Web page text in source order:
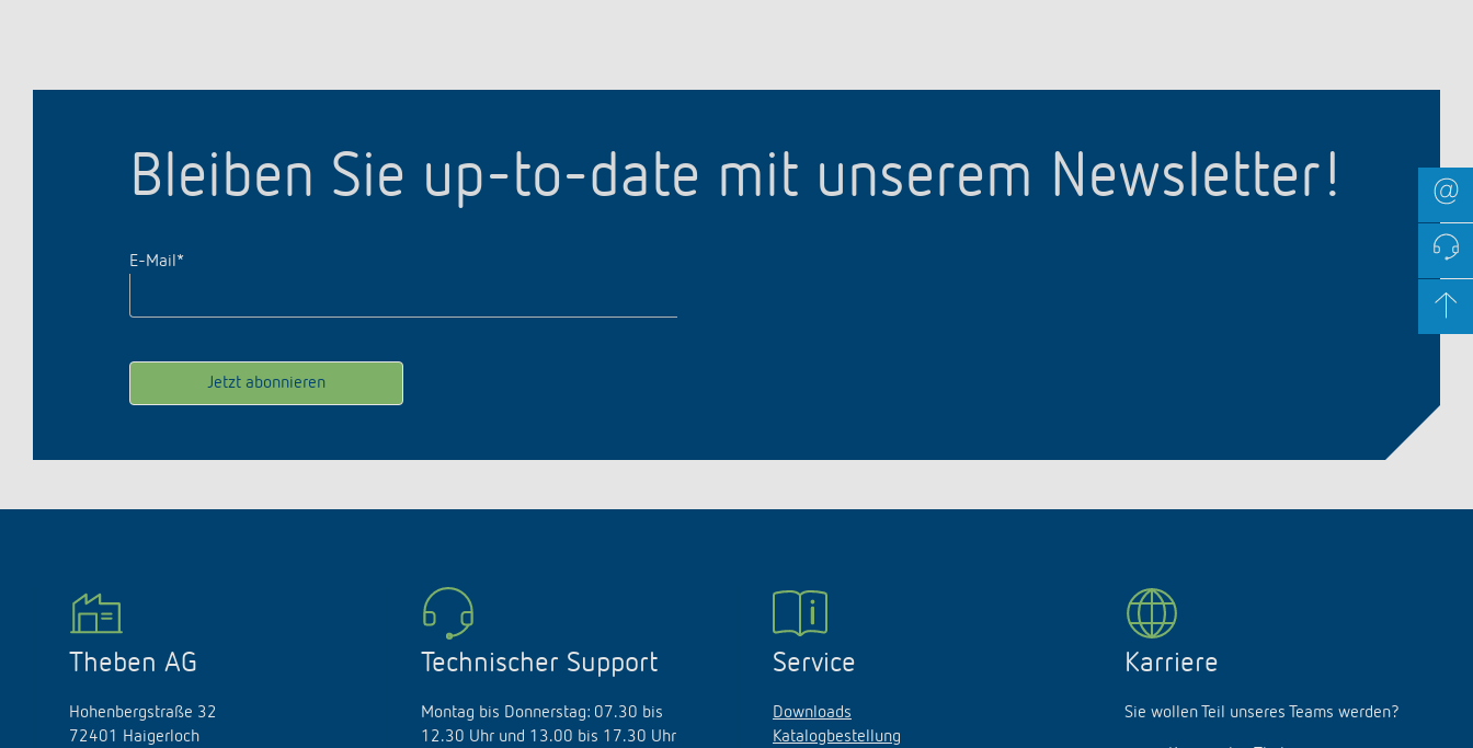
Bleiben Sie up-to-date mit unserem Newsletter!
E-Mail *
Theben AG
Hohenbergstraße 32
72401 Haigerloch
Technischer Support
Montag bis Donnerstag: 07.30 bis
12.30 Uhr und 13.00 bis 17.30 Uhr
Service
Downloads
Katalogbestellung
Karriere
Sie wollen Teil unseres Teams werden?